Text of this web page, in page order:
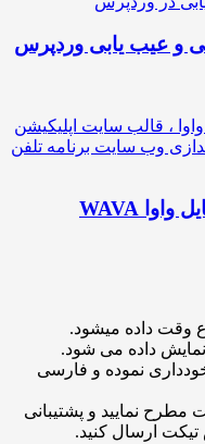
میشود.
می شود.
و فارسی
و پشتیبانی
کنید.